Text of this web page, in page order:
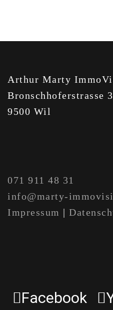
Arthur Marty
Bronschhoferstrasse
9500 Wil
071 911 48 31
info@marty-
Impressum |
Facebook